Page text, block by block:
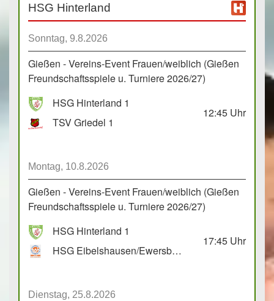
HSG Hinterland
Sonntag, 9.8.2026
Gießen - Vereins-Event Frauen/weiblich (Gießen
Freundschaftsspiele u. Turniere 2026/27)
HSG Hinterland 1
TSV Griedel 1
12:45 Uhr
Montag, 10.8.2026
Gießen - Vereins-Event Frauen/weiblich (Gießen
Freundschaftsspiele u. Turniere 2026/27)
HSG Hinterland 1
HSG Eibelshausen/Ewersbach GbR 2
17:45 Uhr
Dienstag, 25.8.2026